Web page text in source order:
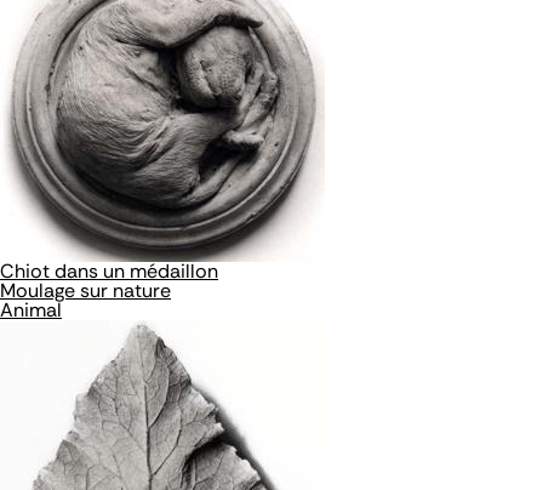
Chiot dans un médaillon
Moulage sur nature
Animal